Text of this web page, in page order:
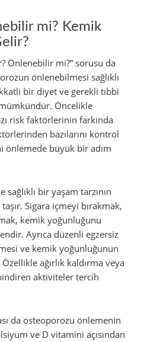
mi? Kemik
Önlenebilir mi?” sorusu da
önlenebilmesi sağlıklı
bir diyet ve gerekli tıbbi
Öncelikle
risk faktörlerinin farkında
bazılarını kontrol
önlemede büyük bir adım
bir yaşam tarzının
Sigara içmeyi bırakmak,
kemik yoğunluğunu
Ayrıca düzenli egzersiz
ve kemik yoğunluğunun
ağırlık kaldırma veya
aktiviteler tercih
da osteoporozu önlemenin
ve D vitamini açısından